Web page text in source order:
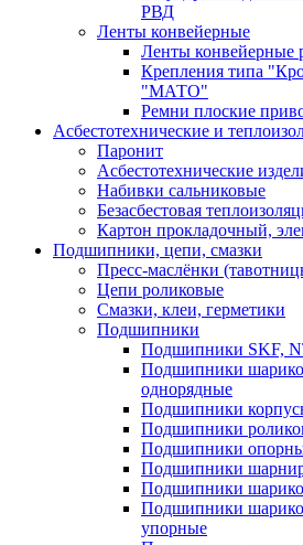
РВД
Ленты конвейерные
Ленты конвейерные
Крепления типа
"МАТО"
Ремни плоские
Асбестотехнические и
Паронит
Асбестотехнические
Набивки сальниковые
Безасбестовая
Картон прокладочный,
Подшипники, цепи, смазки
Пресс-маслёнки
Цепи роликовые
Смазки, клеи, герметики
Подшипники
Подшипники SKF,
Подшипники
однорядные
Подшипники
Подшипники
Подшипники
Подшипники
Подшипники
Подшипники
упорные